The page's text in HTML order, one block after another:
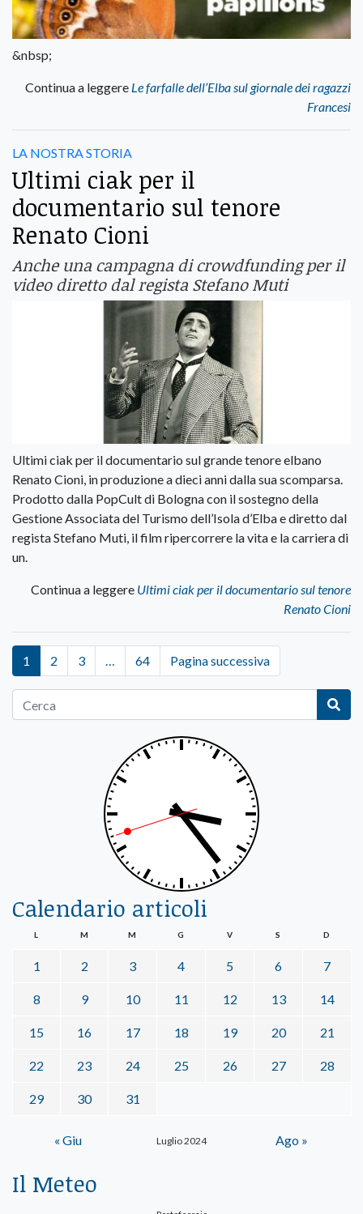
&nbsp;
Continua a leggere Le farfalle dell’Elba sul giornale dei ragazzi
Francesi
LA NOSTRA STORIA
Ultimi ciak per il
documentario sul tenore
Renato Cioni
Anche una campagna di crowdfunding per il
video diretto dal regista Stefano Muti
Ultimi ciak per il documentario sul grande tenore elbano
Renato Cioni, in produzione a dieci anni dalla sua scomparsa.
Prodotto dalla PopCult di Bologna con il sostegno della
Gestione Associata del Turismo dell’Isola d’Elba e diretto dal
regista Stefano Muti, il film ripercorrere la vita e la carriera di
un.
Continua a leggere Ultimi ciak per il documentario sul tenore
Renato Cioni
1 2 3 … 64 Pagina successiva
Calendario articoli
Luglio 2024
L M M G V S D
1 2 3 4 5 6 7
8 9 10 11 12 13 14
15 16 17 18 19 20 21
22 23 24 25 26 27 28
29 30 31
« Giu Ago »
Il Meteo